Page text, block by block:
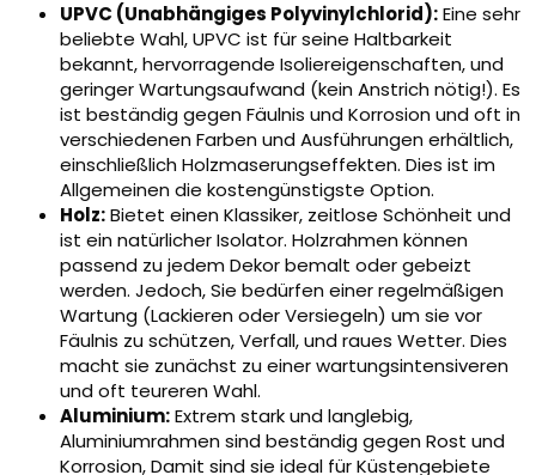
UPVC (Unabhängiges Polyvinylchlorid):Eine sehr
beliebte Wahl, UPVC ist für seine Haltbarkeit
bekannt, hervorragende Isoliereigenschaften, und
geringer Wartungsaufwand (kein Anstrich nötig!). Es
ist beständig gegen Fäulnis und Korrosion und oft in
verschiedenen Farben und Ausführungen erhältlich,
einschließlich Holzmaserungseffekten. Dies ist im
Allgemeinen die kostengünstigste Option.
Holz:Bietet einen Klassiker, zeitlose Schönheit und
ist ein natürlicher Isolator. Holzrahmen können
passend zu jedem Dekor bemalt oder gebeizt
werden. Jedoch, Sie bedürfen einer regelmäßigen
Wartung (Lackieren oder Versiegeln) um sie vor
Fäulnis zu schützen, Verfall, und raues Wetter. Dies
macht sie zunächst zu einer wartungsintensiveren
und oft teureren Wahl.
Aluminium:Extrem stark und langlebig,
Aluminiumrahmen sind beständig gegen Rost und
Korrosion, Damit sind sie ideal für Küstengebiete